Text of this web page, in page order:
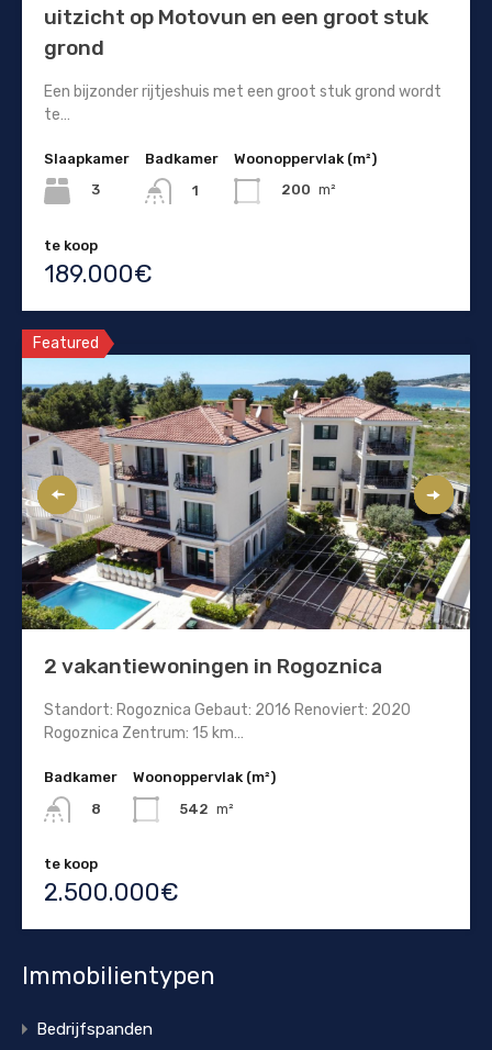
uitzicht op Motovun en een groot stuk
grond
Een bijzonder rijtjeshuis met een groot stuk grond wordt
te…
Slaapkamer
3
Badkamer
1
Woonoppervlak (m²)
200 m²
te koop
189.000€
Featured
2 vakantiewoningen in Rogoznica
Standort: Rogoznica Gebaut: 2016 Renoviert: 2020
Rogoznica Zentrum: 15 km…
Badkamer
8
Woonoppervlak (m²)
542 m²
te koop
2.500.000€
Immobilientypen
Bedrijfspanden